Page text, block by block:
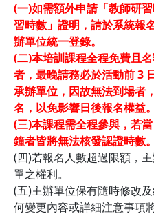
(一)如需額外申請「教師研
習時數」證明，請於系統報
辦單位統一登錄。
(二)本培訓課程全程免費且
者，最晚請務必於活動前 3
承辦單位，因故無法到場者
名，以免影響日後報名權益。
(三)本課程需全程參與，若
鐘者皆將無法核發認證時數。
(四)若報名人數超過限額，
單之權利。
(五)主辦單位保有隨時修改
何變更內容或詳細注意事項